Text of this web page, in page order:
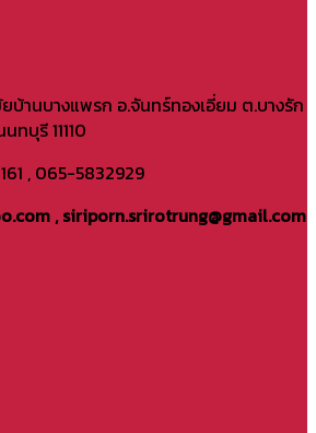
บ้านบางแพรก อ.จันทร์ทองเอี่ยม ต.บางรัก
บุรี 11110
, 065-5832929
, siriporn.srirotrung@gmail.com